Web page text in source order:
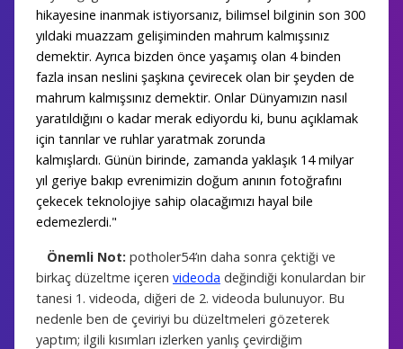
hikayesine inanmak istiyorsanız, bilimsel bilginin son 300
yıldaki muazzam gelişiminden mahrum kalmışsınız
demektir. Ayrıca bizden önce yaşamış olan 4 binden
fazla insan neslini şaşkına çevirecek olan bir şeyden de
mahrum kalmışsınız demektir. Onlar Dünyamızın nasıl
yaratıldığını o kadar merak ediyordu ki, bunu açıklamak
için tanrılar ve ruhlar yaratmak zorunda
kalmışlardı. Günün birinde, zamanda yaklaşık 14 milyar
yıl geriye bakıp evrenimizin doğum anının fotoğrafını
çekecek teknolojiye sahip olacağımızı hayal bile
edemezlerdi."
Önemli Not: potholer54’ın daha sonra çektiği ve
birkaç düzeltme içeren videoda değindiği konulardan bir
tanesi 1. videoda, diğeri de 2. videoda bulunuyor. Bu
nedenle ben de çeviriyi bu düzeltmeleri gözeterek
yaptım; ilgili kısımları izlerken yanlış çevirdiğim